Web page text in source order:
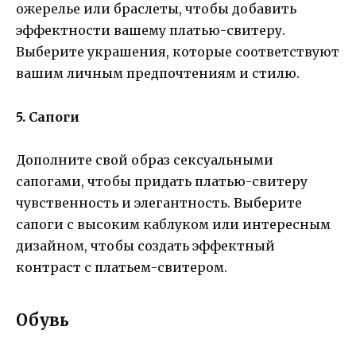
ожерелье или браслеты, чтобы добавить
эффектности вашему платью-свитеру.
Выберите украшения, которые соответствуют
вашим личным предпочтениям и стилю.
5. Сапоги
Дополните свой образ сексуальными
сапогами, чтобы придать платью-свитеру
чувственность и элегантность. Выберите
сапоги с высоким каблуком или интересным
дизайном, чтобы создать эффектный
контраст с платьем-свитером.
Обувь